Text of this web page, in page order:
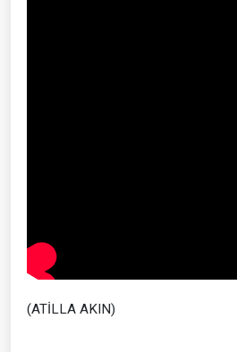
(ATİLLA AKIN)